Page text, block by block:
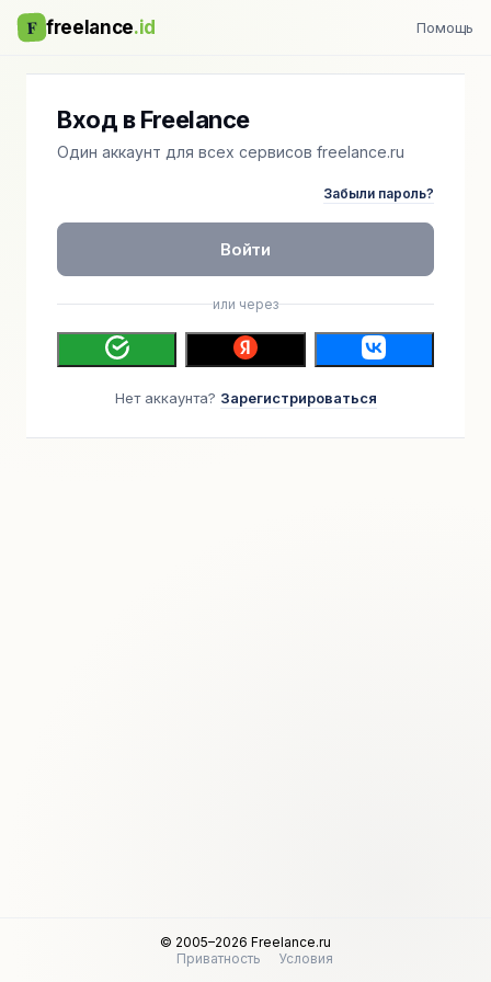
F freelance.id Помощь
Вход в Freelance
Один аккаунт для всех сервисов freelance.ru
Забыли пароль?
Войти
или через
Нет аккаунта? Зарегистрироваться
© 2005–2026 Freelance.ru
Приватность
Условия